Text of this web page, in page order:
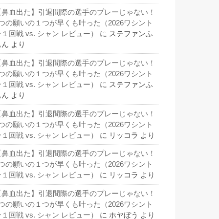
鼻血出た】引退間際の選手のプレーじゃない！
の願いの１つが早くも叶った（2026ワシント
回戦 vs. シャン レビュー）
に ステファンふ
より
鼻血出た】引退間際の選手のプレーじゃない！
の願いの１つが早くも叶った（2026ワシント
回戦 vs. シャン レビュー）
に ステファンふ
より
鼻血出た】引退間際の選手のプレーじゃない！
の願いの１つが早くも叶った（2026ワシント
回戦 vs. シャン レビュー）
に リッコラ より
鼻血出た】引退間際の選手のプレーじゃない！
の願いの１つが早くも叶った（2026ワシント
回戦 vs. シャン レビュー）
に リッコラ より
鼻血出た】引退間際の選手のプレーじゃない！
の願いの１つが早くも叶った（2026ワシント
回戦 vs. シャン レビュー）
に ホヤぼう より